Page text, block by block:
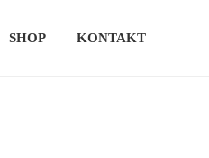
SHOP KONTAKT